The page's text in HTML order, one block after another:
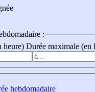
:
heure) Durée maximale (en
hebdomadaire